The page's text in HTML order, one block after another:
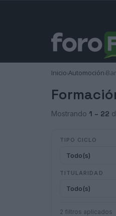
Inicio›Automoción›
Mostrando 1 – 22
TIPO CICLO
Todo(s)
TITULARIDAD
Todo(s)
2 filtros aplicados